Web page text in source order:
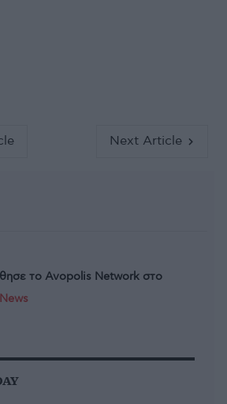
Next Article
το Avopolis Network στο